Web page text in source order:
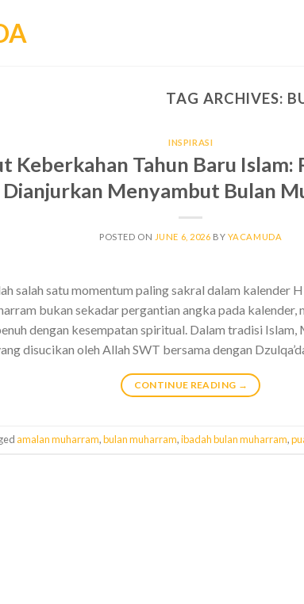
TAG ARCHIVES:
INSPIRASI
Keberkahan Tahun Baru Islam:
Dianjurkan Menyambut Bulan
POSTED ON JUNE 6, 2026 BY YACAMUDA
salah satu momentum paling sakral dalam kalender
bukan sekadar pergantian angka pada kalender,
dengan kesempatan spiritual. Dalam tradisi
disucikan oleh Allah SWT bersama dengan
CONTINUE READING →
amalan muharram,bulan muharram,ibadah bulan muharram,